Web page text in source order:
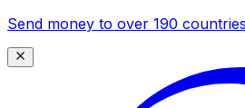
Send money to over 190